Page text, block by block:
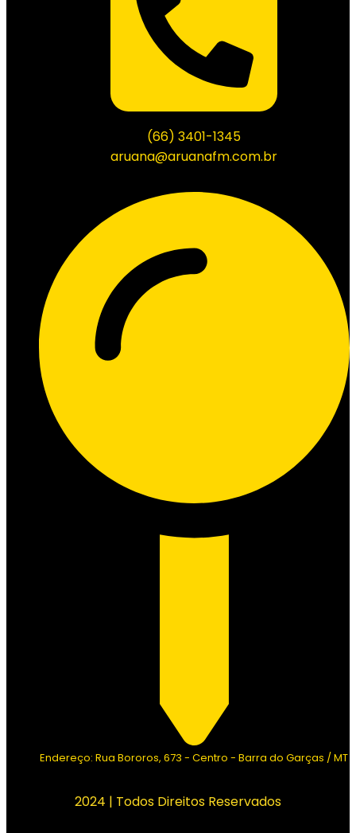
(66) 3401-1345
aruana@aruanafm.com.br
Endereço: Rua Bororos, 673 - Centro - Barra do Garças / MT
2024 | Todos Direitos Reservados